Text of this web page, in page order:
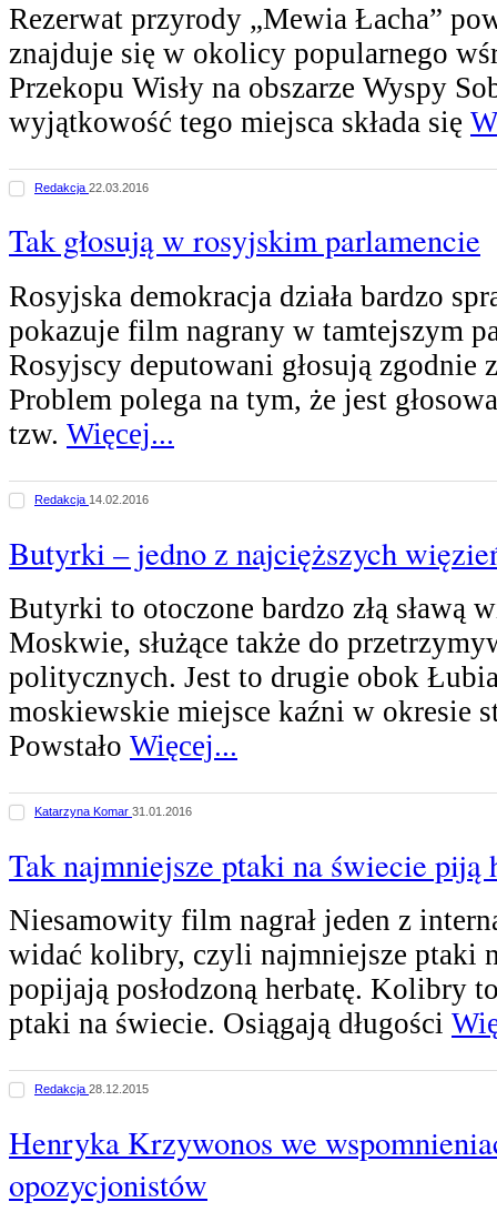
Rezerwat przyrody „Mewia Łacha”
znajduje się w okolicy popularnego
Przekopu Wisły na obszarze Wyspy
wyjątkowość tego miejsca składa się
Redakcja 22.03.2016
Tak głosują w rosyjskim parlamencie
Rosyjska demokracja działa bardzo
pokazuje film nagrany w tamtejszym
Rosyjscy deputowani głosują zgodnie
Problem polega na tym, że jest
tzw. Więcej...
Redakcja 14.02.2016
Butyrki – jedno z najcięższych
Butyrki to otoczone bardzo złą sławą
Moskwie, służące także do
politycznych. Jest to drugie obok
moskiewskie miejsce kaźni w okresie
Powstało Więcej...
Katarzyna Komar 31.01.2016
Tak najmniejsze ptaki na świecie piją
Niesamowity film nagrał jeden z
widać kolibry, czyli najmniejsze ptaki
popijają posłodzoną herbatę. Kolibry
ptaki na świecie. Osiągają długości
Redakcja 28.12.2015
Henryka Krzywonos we
opozycjonistów